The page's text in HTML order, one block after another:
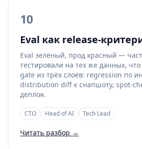
10
Eval как release-
Eval зелёный, прод красный —
тестировали на тех же данных,
gate из трёх слоёв: regression по
distribution diff к снапшоту, spot-
деплоя.
CTO Head of AI Tech Lead
Читать разбор →